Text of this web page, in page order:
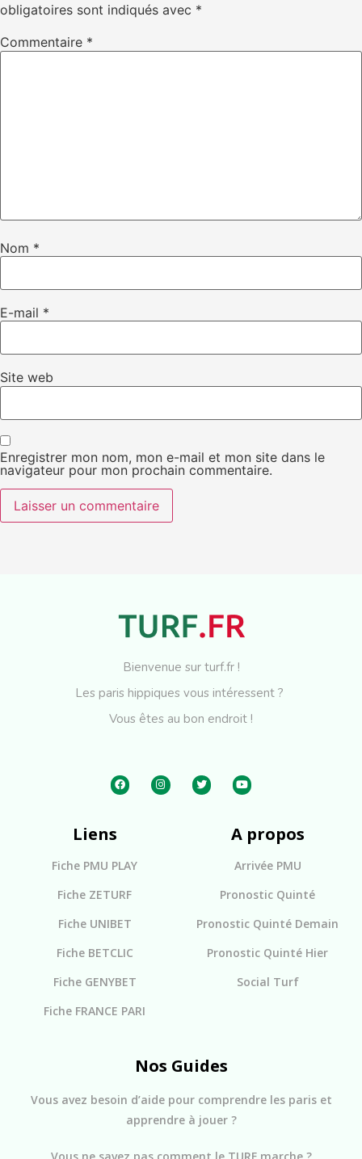
obligatoires sont indiqués avec *
Commentaire *
Nom *
E-mail *
Site web
Enregistrer mon nom, mon e-mail et mon site dans le
navigateur pour mon prochain commentaire.
Bienvenue sur turf.fr !
Les paris hippiques vous intéressent ?
Vous êtes au bon endroit !
Liens
Fiche PMU PLAY
Fiche ZETURF
Fiche UNIBET
Fiche BETCLIC
Fiche GENYBET
Fiche FRANCE PARI
A propos
Arrivée PMU
Pronostic Quinté
Pronostic Quinté Demain
Pronostic Quinté Hier
Social Turf
Nos Guides
Vous avez besoin d’aide pour comprendre les paris et
apprendre à jouer ?